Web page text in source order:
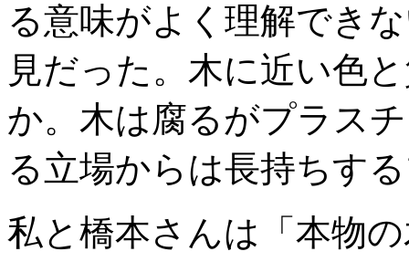
る意味がよく理解でき
見だった。木に近い色
か。木は腐るがプラス
る立場からは長持ちす
私と橋本さんは「本物